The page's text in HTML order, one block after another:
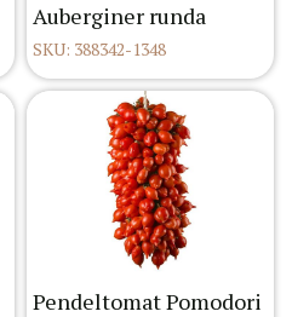
Auberginer runda
SKU: 388342-1348
Pendeltomat Pomodori